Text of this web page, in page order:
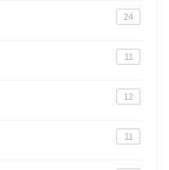
24
11
12
11